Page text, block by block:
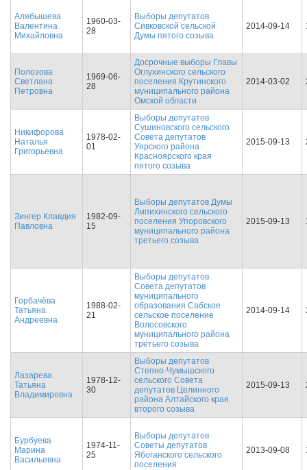
Алябышева
Валентина
Михайловна
1960-03-
28
Выборы депутатов
Сивковской сельской
Думы пятого созыва
2014-09-14
Полозова
Светлана
Петровна
1969-06-
28
Досрочные выборы Главы
Оглухинского сельского
поселения Крутинского
муниципального района
Омской области
2014-03-02
Никифорова
Наталья
Григорьевна
1978-02-
01
Выборы депутатов
Сушиновского сельского
Совета депутатов
Уярского района
Красноярского края
пятого созыва
2015-09-13
Зингер Клавдия
Павловна
1982-09-
15
Выборы депутатов Думы
Липихинского сельского
поселения Упоровского
муниципального района
третьего созыва
2015-09-13
Горбачёва
Татьяна
Андреевна
1988-02-
21
Выборы депутатов
Совета депутатов
муниципального
образования Сабское
сельское поселение
Волосовского
муниципального района
третьего созыва
2014-09-14
Лазарева
Татьяна
Владимировна
1978-12-
30
Выборы депутатов
Степно-Чумышского
сельского Совета
депутатов Целинного
района Алтайского края
второго созыва
2015-09-13
Бурбуева
Марина
Васильевна
1974-11-
25
Выборы депутатов
Советы депутатов
Ябоганского сельского
поселения
2013-09-08